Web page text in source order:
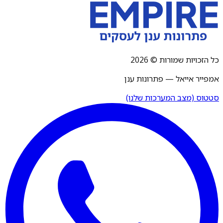
כל הזכויות שמורות © 2026
אמפייר אייאל — פתרונות ענן
סטטוס (מצב המערכות שלנו)